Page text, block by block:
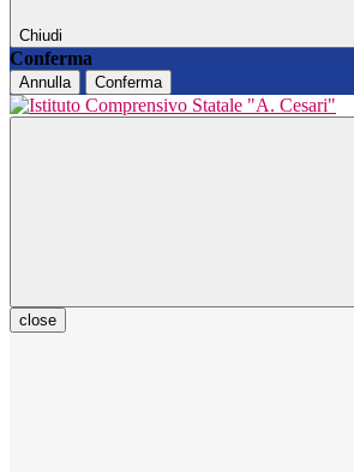
Chiudi
Conferma
Annulla Conferma
close